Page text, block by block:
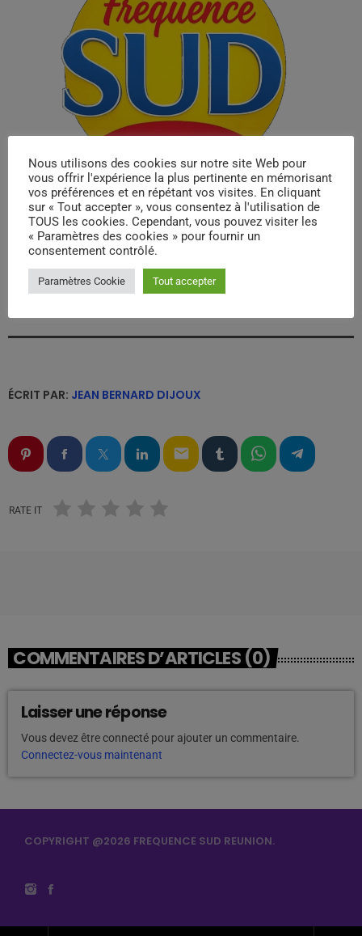
ÉCRIT PAR: JEAN BERNARD DIJOUX
email
RATE IT
COMMENTAIRES D’ARTICLES (0)
Laisser une réponse
Vous devez être connecté pour ajouter un commentaire.
Connectez-vous maintenant
COPYRIGHT @2026 FREQUENCE SUD REUNION.
Nous utilisons des cookies sur notre site Web pour
vous offrir l'expérience la plus pertinente en mémorisant
vos préférences et en répétant vos visites. En cliquant
sur « Tout accepter », vous consentez à l'utilisation de
TOUS les cookies. Cependant, vous pouvez visiter les
« Paramètres des cookies » pour fournir un
consentement contrôlé.
Paramètres Cookie Tout accepter